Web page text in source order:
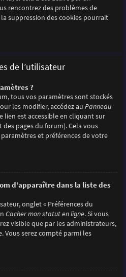
rencontrez des problèmes de
suppression des cookies pourrait
de l’utilisateur
?
tous vos paramètres sont stockés
les modifier, accédez au Panneau
lien est accessible en cliquant sur
pages du forum). Cela vous
et préférences de votre
d’apparaître dans la liste des
onglet « Préférences du
Cacher mon statut en ligne. Si vous
visible que par les administrateurs,
Vous serez compté parmi les